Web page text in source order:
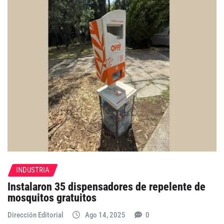
INDUSTRIA
Instalaron 35 dispensadores de repelente de
mosquitos gratuitos
Dirección Editorial Ago 14, 2025 0